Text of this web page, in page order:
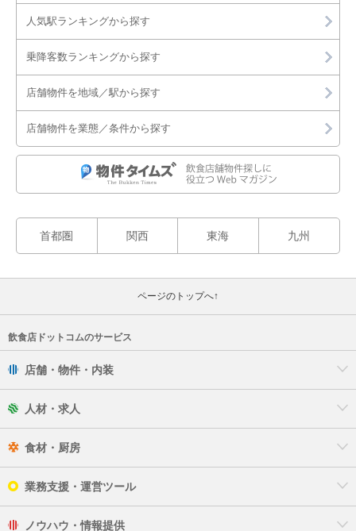
人気駅ランキングから探す
乗降客数ランキングから探す
店舗物件を地域／駅から探す
店舗物件を業態／条件から探す
首都圏 関西 東海 九州
ページのトップへ↑
飲食店ドットコムのサービス
店舗・物件・内装
人材・求人
食材・厨房
業務支援・運営ツール
ノウハウ・情報提供